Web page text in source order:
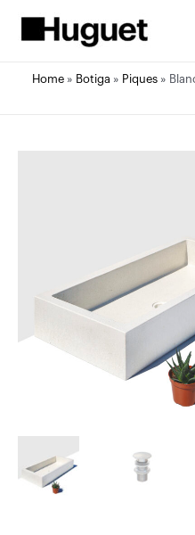
Home » Botiga » Piques »